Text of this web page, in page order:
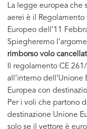
La legge europea che
aerei è il
Europeo dell’11
Spiegheremo
rimborso volo
Il regolamento CE
all’interno dell’Unione
Europea con
Per i voli che partono
destinazione Unione
solo se il vettore è